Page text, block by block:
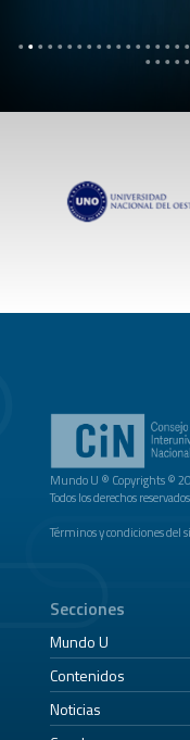
Mundo U ® Copyrights ©
Todos los derechos
Términos y condiciones del
Secciones
Mundo U
Contenidos
Noticias